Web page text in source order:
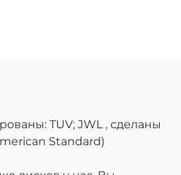
TUV; JWL , сделаны
Standard)